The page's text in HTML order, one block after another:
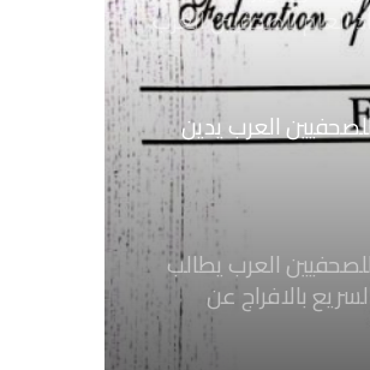
للصحفيين العرب يدين
فلسطينيين باستهداف
قطاع غزة
للصحفيين العرب يطالب
بالافراج عن
المعتقلين لديها